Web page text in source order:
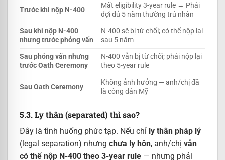
Trước khi nộp N-400
Mất eligibility 3-year rule → Phải
đợi đủ 5 năm thường trú nhân
Sau khi nộp N-400
nhưng trước phỏng vấn
N-400 sẽ bị từ chối; có thể nộp lại
sau 5 năm
Sau phỏng vấn nhưng
trước Oath Ceremony
N-400 vẫn bị từ chối; phải nộp lại
theo 5-year rule
Sau Oath Ceremony
Không ảnh hưởng — anh/chị đã
là công dân Mỹ
5.3. Ly thân (separated) thì sao?
Đây là tình huống phức tạp. Nếu chỉ ly thân pháp lý
(legal separation) nhưng chưa ly hôn, anh/chị vẫn
có thể nộp N-400 theo 3-year rule — nhưng phải